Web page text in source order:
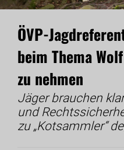
ÖVP-
beim Thema
zu nehmen
Jäger brauchen
und
zu „Kotsammler“